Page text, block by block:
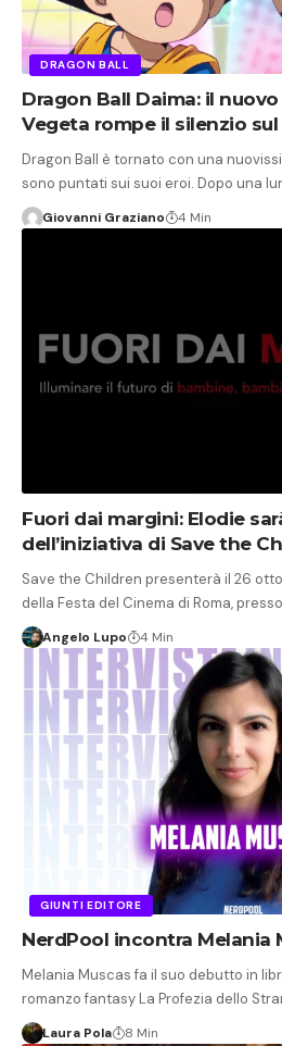
DRAGON BALL
Dragon Ball Daima: il
Vegeta rompe il silenzio
Dragon Ball è tornato con una
sono puntati sui suoi eroi. Dopo una
Giovanni Graziano 4 Min
Fuori dai margini: Elodie
dell’iniziativa di Save the
Save the Children presenterà il 26
della Festa del Cinema di Roma,
Angelo Lupo 4 Min
GIUNTI EDITORE
NerdPool incontra Melania
Melania Muscas fa il suo debutto in
romanzo fantasy La Profezia dello
Laura Pola 8 Min